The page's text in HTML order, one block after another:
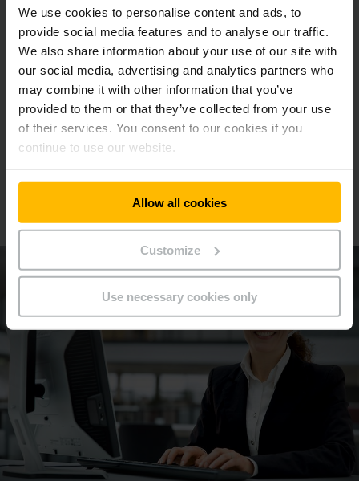
We use cookies to personalise content and ads, to
provide social media features and to analyse our traffic.
We also share information about your use of our site with
our social media, advertising and analytics partners who
may combine it with other information that you’ve
provided to them or that they’ve collected from your use
of their services. You consent to our cookies if you
continue to use our website.
Allow all cookies
Customize
Use necessary cookies only
les charges lourdes, pour les palettes plates, pour les
tailles spéciales, pour une pesée simultanée, et bien
d'autres choses encore. Nous vous garantissons un
transpalette manuel adapté à votre besoin de transport
spécifique.
EN SAVOIR PLUS
Prenez rendez-vous dès maintenant !